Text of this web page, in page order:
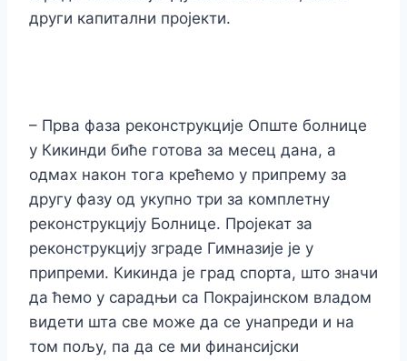
други капитални пројекти.
– Прва фаза реконструкције Опште болнице
у Кикинди биће готова за месец дана, а
одмах након тога крећемо у припрему за
другу фазу од укупно три за комплетну
реконструкцију Болнице. Пројекат за
реконструкцију зграде Гимназије је у
припреми. Кикинда је град спорта, што значи
да ћемо у сарадњи са Покрајинском владом
видети шта све може да се унапреди и на
том пољу, па да се ми финансијски